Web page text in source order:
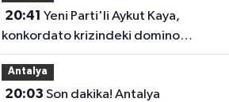
20:41
konkordato krizindeki domino
etkisini gözler önüne serdi
Antalya
20:03